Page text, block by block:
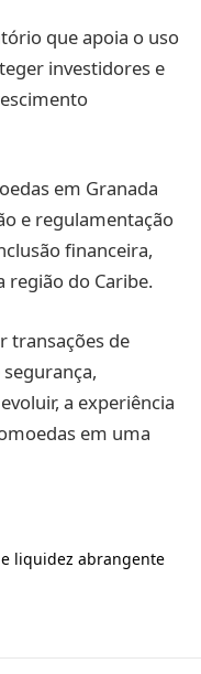
que apoia o uso
investidores e
em Granada
e regulamentação
financeira,
do Caribe.
transações de
a experiência
em uma
liquidez abrangente